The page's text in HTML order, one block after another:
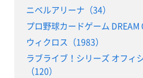
ニベルアリーナ（34）
プロ野球カードゲーム DREAM
ウィクロス（1983）
ラブライブ！シリーズ オフィ
（120）